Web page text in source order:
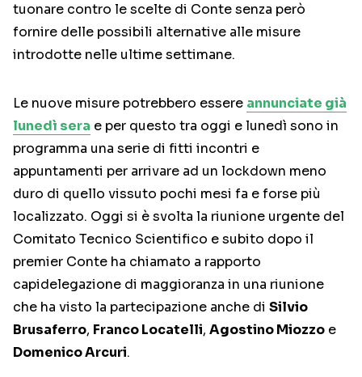
tuonare contro le scelte di Conte senza però
fornire delle possibili alternative alle misure
introdotte nelle ultime settimane.
Le nuove misure potrebbero essere annunciate già
lunedì sera e per questo tra oggi e lunedì sono in
programma una serie di fitti incontri e
appuntamenti per arrivare ad un lockdown meno
duro di quello vissuto pochi mesi fa e forse più
localizzato. Oggi si è svolta la riunione urgente del
Comitato Tecnico Scientifico e subito dopo il
premier Conte ha chiamato a rapporto
capidelegazione di maggioranza in una riunione
che ha visto la partecipazione anche di Silvio
Brusaferro, Franco Locatelli, Agostino Miozzo e
Domenico Arcuri.